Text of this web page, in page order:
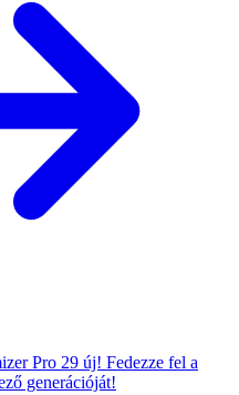
Pro 29 új! Fedezze fel a
generációját!